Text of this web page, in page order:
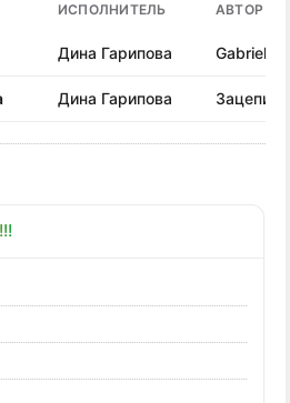
ИСПОЛНИТЕЛЬ АВТОР
Дина Гарипова Gabriel
Дина Гарипова Зацепин